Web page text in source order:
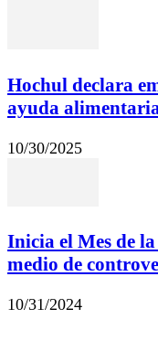
Hochul declara
ayuda
10/30/2025
Inicia el Mes de
medio de
10/31/2024